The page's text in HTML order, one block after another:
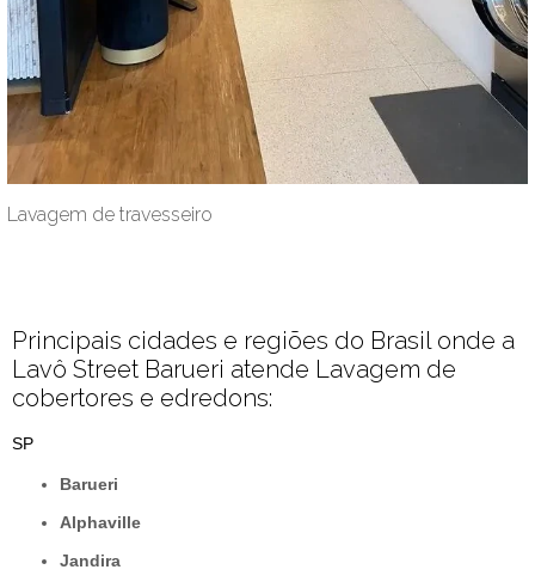
Lavagem de travesseiro
Principais cidades e regiões do Brasil onde a
Lavô Street Barueri atende Lavagem de
cobertores e edredons:
SP
Barueri
Alphaville
Jandira